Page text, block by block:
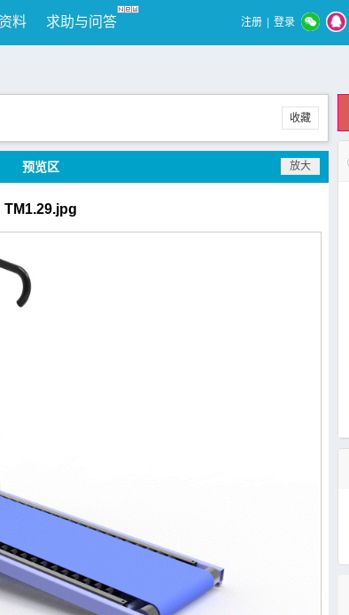
料 求助与问答 注册 登录
收藏
预览区
TM1.29.jpg